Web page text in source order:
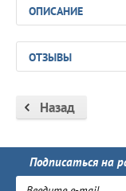
ОПИСАНИЕ
ОТЗЫВЫ
Назад
Подписаться на